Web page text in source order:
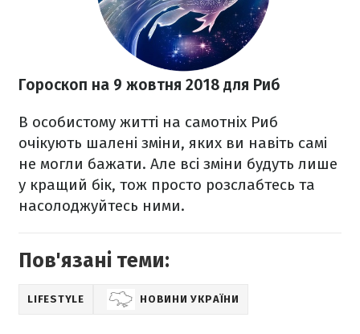
Гороскоп на 9 жовтня 2018 для Риб
В особистому житті на самотніх Риб
очікують шалені зміни, яких ви навіть самі
не могли бажати. Але всі зміни будуть лише
у кращий бік, тож просто розслабтесь та
насолоджуйтесь ними.
Пов'язані теми:
LIFESTYLE НОВИНИ УКРАЇНИ